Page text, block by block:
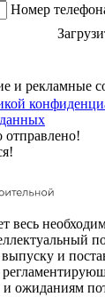
Номер
и рекламные
и
ожиданиям